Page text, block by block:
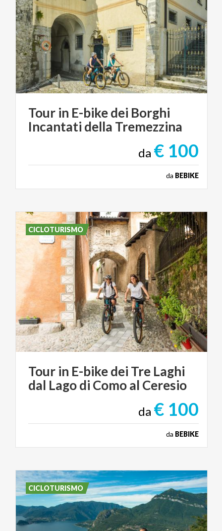
Tour in E-bikedei Borghi
Incantati della Tremezzina
da € 100
da BEBIKE
Tour in E-bikedei Tre Laghi
dal Lagodi Comoal Ceresio
da € 100
da BEBIKE
CICLOTURISMO
CICLOTURISMO